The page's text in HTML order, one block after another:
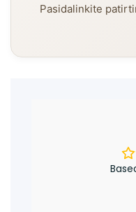
Pasidalinkite